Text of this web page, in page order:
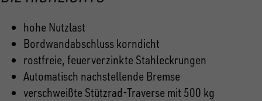
hohe Nutzlast
Bordwandabschluss korndicht
rostfreie, feuerverzinkte Stahleckrungen
Automatisch nachstellende Bremse
verschweißte Stützrad-Traverse mit 500 kg